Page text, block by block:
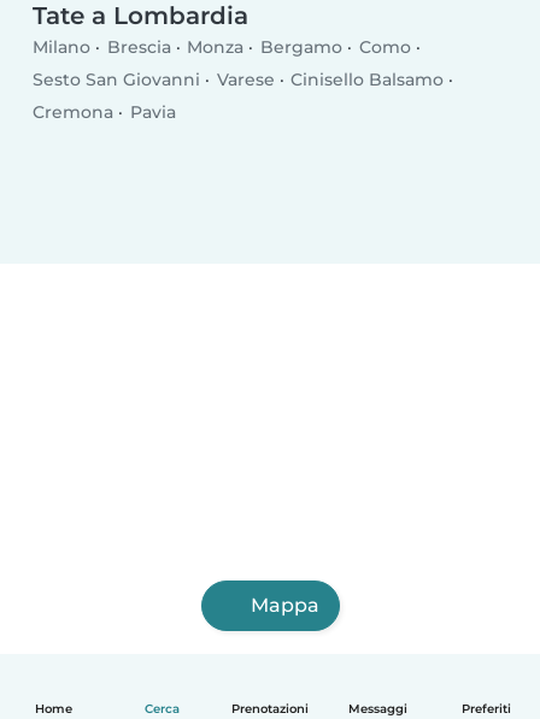
Home Cerca Prenotazioni Messaggi Preferiti
Tate a Lombardia
Milano Brescia Monza Bergamo
Como
Sesto San Giovanni
Varese
Cinisello Balsamo
Cremona
Pavia
Mappa